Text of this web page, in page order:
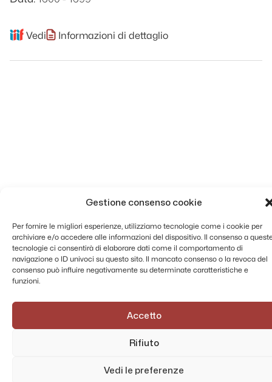
Gestione consenso cookie
Per fornire le migliori esperienze, utilizziamo tecnologie come i cookie per
archiviare e/o accedere alle informazioni del dispositivo. Il consenso a
tecnologie ci consentirà di elaborare dati come il comportamento di
navigazione o ID univoci su questo sito. Il mancato consenso o la revoca del
consenso può influire negativamente su determinate caratteristiche e
funzioni.
Accetto
Rifiuto
Vedi le preferenze
Vedi Informazioni di dettaglio